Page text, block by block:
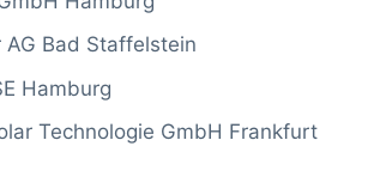
AG Bad Staffelstein
Hamburg
Technologie GmbH Frankfurt